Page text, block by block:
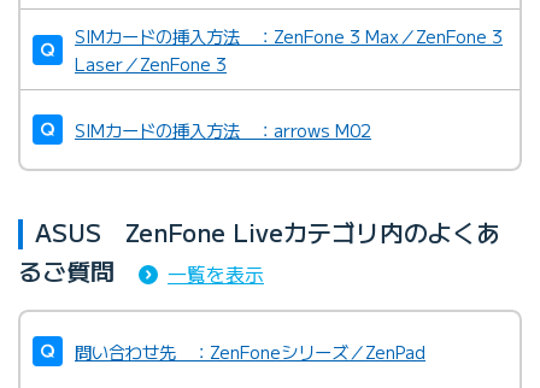
SIMカードの挿入方法 ：ZenFone 3 Max／ZenFone 3
Laser／ZenFone 3
SIMカードの挿入方法 ：arrows M02
ASUS ZenFone Liveカテゴリ内のよくあ
るご質問
一覧を表示
問い合わせ先 ：ZenFoneシリーズ／ZenPad